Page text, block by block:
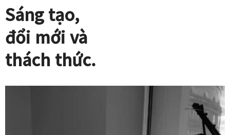
Sáng tạo,
đổi mới và
thách thức.